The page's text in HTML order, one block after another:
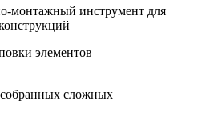
монтажный инструмент для
элементов
сложных